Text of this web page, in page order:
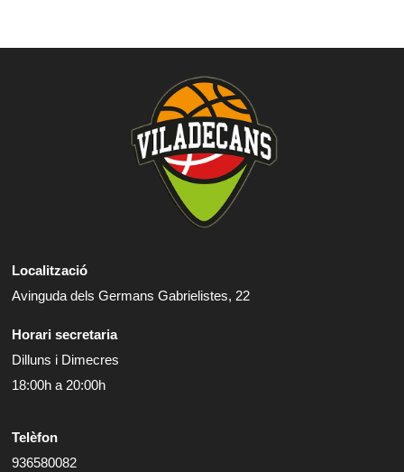
Localització
Avinguda dels Germans Gabrielistes, 22
Horari secretaria
Dilluns i Dimecres
18:00h a 20:00h
Telèfon
936580082